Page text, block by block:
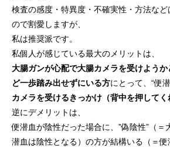
鏡の件数 ※2026年8月1
日更新
検査の感度・特異度・不確実性・方法な
ので割愛しますが、
私は推奨派です。
私個人が感じている最大のメリットは、
大腸ガンが心配で大腸カメラを受けよう
ど一歩踏み出せずにいる方にとって、“便
カメラを受けるきっかけ（背中を押してく
逆にデメリットは、
便潜血が陰性だった場合に、”偽陰性”（＝
潜血は陰性となる）の方が結構いる（＝